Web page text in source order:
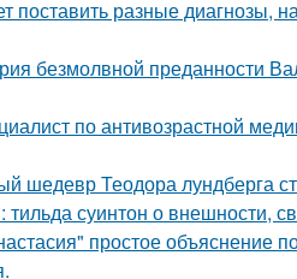
поставить разные диагнозы,
безмолвной преданности
по антивозрастной
шедевр Теодора лундберга
суинтон о внешности,
простое объяснение